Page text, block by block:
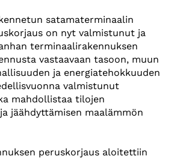
satamaterminaalin
on nyt valmistunut ja
terminaalirakennuksen
vastaavaan tasoon, muun
ja energiatehokkuuden
valmistunut
mahdollistaa tilojen
jäähdyttämisen maalämmön
peruskorjaus aloitettiin